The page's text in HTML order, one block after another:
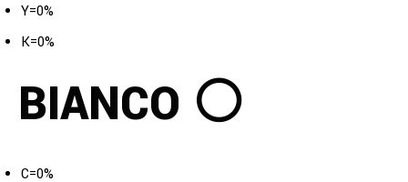
Y=0%
K=0%
BIANCO ⚪
C=0%